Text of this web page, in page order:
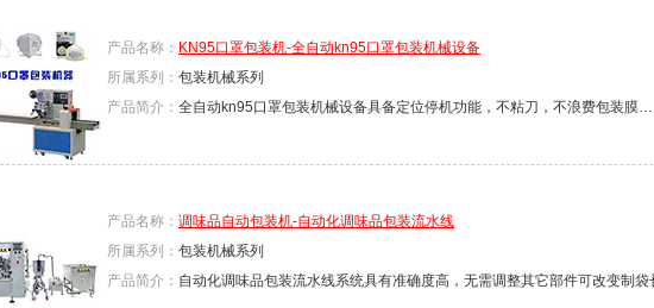
产品名称： KN95口罩包装机-全自动kn95口罩包装机械设备
所属系列： 包装机械系列
产品简介： 全自动kn95口罩包装机械设备具备定位停机功能，不粘刀，不浪费包装膜
产品名称： 调味品自动包装机-自动化调味品包装流水线
所属系列： 包装机械系列
产品简介： 自动化调味品包装流水线系统具有准确度高，无需调整其它部件可改变制